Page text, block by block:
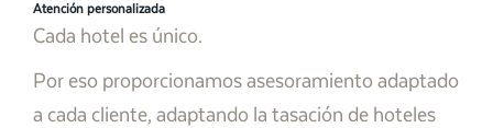
Atención personalizada
Cada hotel es único.
Por eso proporcionamos asesoramiento adaptado
a cada cliente, adaptando la tasación de hoteles